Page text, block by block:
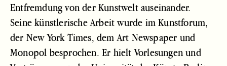
Entfremdung von der Kunstwelt auseinander.
Seine künstlerische Arbeit wurde im Kunstforum,
der New York Times, dem Art Newspaper und
Monopol besprochen. Er hielt Vorlesungen und